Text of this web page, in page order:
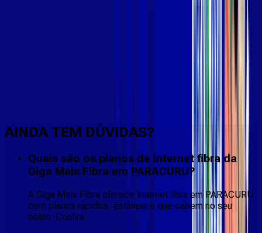
AINDA TEM DÚVIDAS?
Quais são os planos de internet fibra da
Giga Mais Fibra em PARACURU?
A Giga Mais Fibra oferece internet fibra em PARACURU
com planos rápidos, estáveis e que cabem no seu
bolso. Confira: